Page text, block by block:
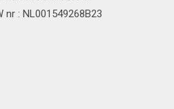
nr : NL001549268B23